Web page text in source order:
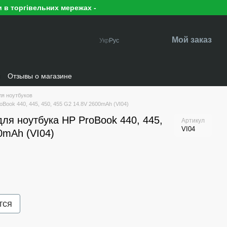
в торгівельних мережах -
Укр Рус Мой заказ
Отзывы о магазине
ноутбуков
440, 445, 450, 455 G2 14.8V 2600mAh (VI04)
ноутбука HP ProBook 440, 445,
(VI04)
Артикул
VI04